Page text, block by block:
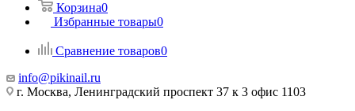
Корзина0
Избранные товары0
Сравнение товаров0
info@pikinail.ru
г. Москва, Ленинградский проспект 37 к 3 офис 1103